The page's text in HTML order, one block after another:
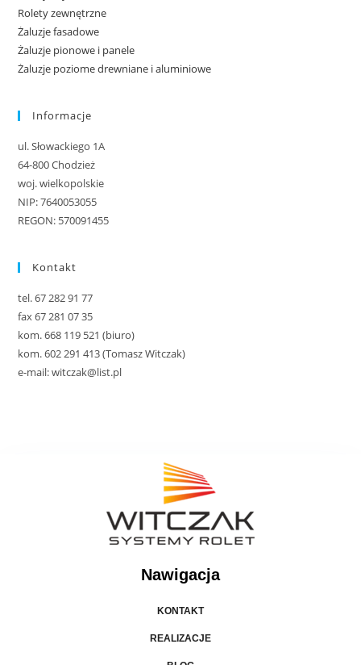
Rolety zewnętrzne
Żaluzje fasadowe
Żaluzje pionowe i panele
Żaluzje poziome drewniane i aluminiowe
Informacje
ul. Słowackiego 1A
64-800 Chodzież
woj. wielkopolskie
NIP: 7640053055
REGON: 570091455
Kontakt
tel. 67 282 91 77
fax 67 281 07 35
kom. 668 119 521 (biuro)
kom. 602 291 413 (Tomasz Witczak)
e-mail: witczak@list.pl
Nawigacja
KONTAKT
REALIZACJE